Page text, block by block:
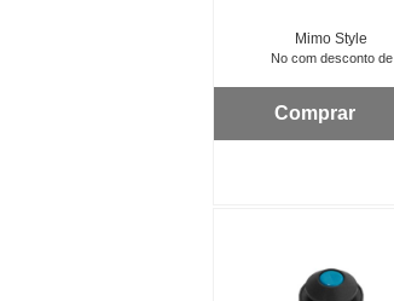
Mimo Style
No com desconto de
Comprar